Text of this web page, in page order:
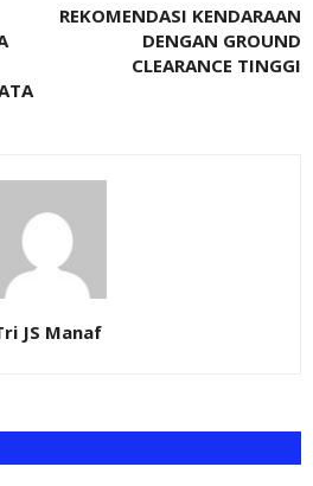
REKOMENDASI KENDARAAN
DENGAN GROUND
CLEARANCE TINGGI
JS Manaf